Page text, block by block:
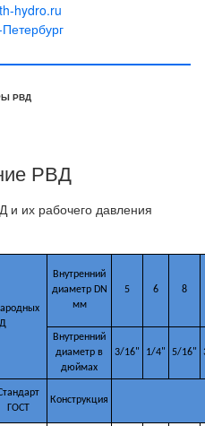
hydro.ru
РВД
РВД
Внутренний
диаметр DN
мм
5 6 8
Внутренний
диаметр в
дюймах
3/16" 1/4" 5/16"
ГОСТ
Конструкция